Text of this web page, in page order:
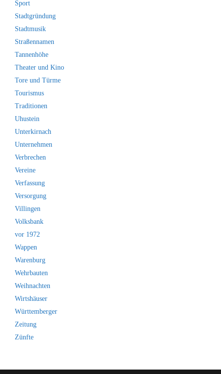
Sport
Stadtgründung
Stadtmusik
Straßennamen
Tannenhöhe
Theater und Kino
Tore und Türme
Tourismus
Traditionen
Uhustein
Unterkirnach
Unternehmen
Verbrechen
Vereine
Verfassung
Versorgung
Villingen
Volksbank
vor 1972
Wappen
Warenburg
Wehrbauten
Weihnachten
Wirtshäuser
Württemberger
Zeitung
Zünfte